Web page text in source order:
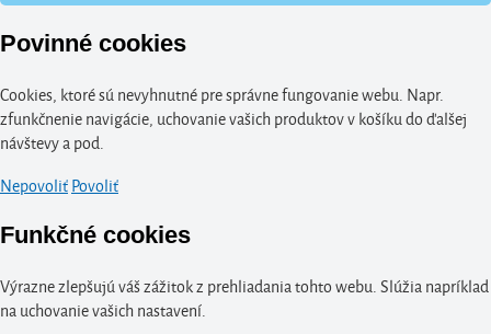
Povinné cookies
Cookies, ktoré sú nevyhnutné pre správne fungovanie webu. Napr.
zfunkčnenie navigácie, uchovanie vašich produktov v košíku do ďalšej
návštevy a pod.
NepovoliťPovoliť
Funkčné cookies
Výrazne zlepšujú váš zážitok z prehliadania tohto webu. Slúžia napríklad
na uchovanie vašich nastavení.